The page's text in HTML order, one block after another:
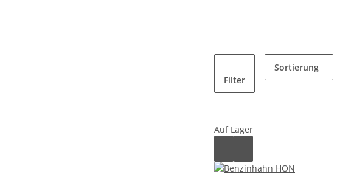
Filter
Sortierung
Auf Lager